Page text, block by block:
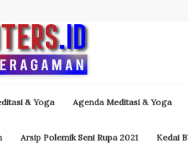
& Yoga Agenda Meditasi & Yoga
Arsip Polemik Seni Rupa 2021 Kedai